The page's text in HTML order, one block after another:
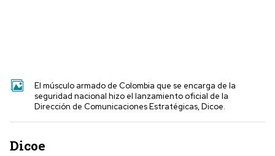
El músculo armado de Colombia que se encarga de la
seguridad nacional hizo el lanzamiento oficial de la
Dirección de Comunicaciones Estratégicas, Dicoe.
Dicoe